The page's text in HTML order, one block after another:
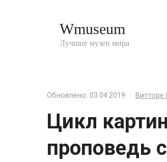
Wmuseum
Лучшие музеи мира
Обновлено: 03.04.2019 Витторе
Цикл
проповедь